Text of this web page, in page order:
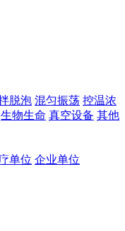
脱泡 混匀振荡 控温浓
生物生命 真空设备 其他
单位 企业单位